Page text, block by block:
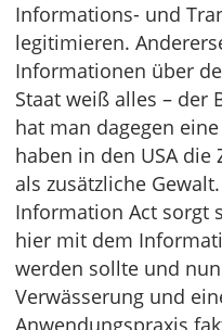
Informations- und
legitimieren.
Informationen über
Staat weiß alles – der
hat man dagegen
haben in den USA die
als zusätzliche
Information Act sorgt
hier mit dem
werden sollte und
Verwässerung und
Anwendungspraxis